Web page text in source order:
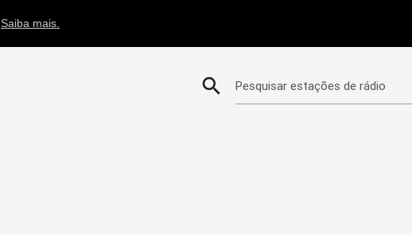
Saiba mais.
search Pesquisar estações de rádio